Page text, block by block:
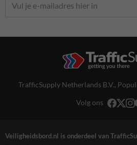
TrafficSupply Netherlands B.V.,
Volg ons
Veiligheidsbord.nl is onderdeel van